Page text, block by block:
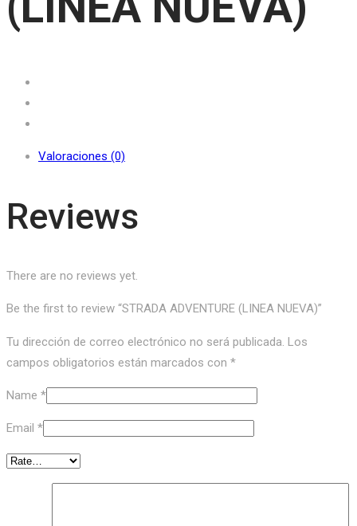
Valoraciones (0)
Reviews
There are no reviews yet.
Be the first to review “STRADA ADVENTURE (LINEA NUEVA)”
Tu dirección de correo electrónico no será publicada. Los
campos obligatorios están marcados con *
Name *
Email *